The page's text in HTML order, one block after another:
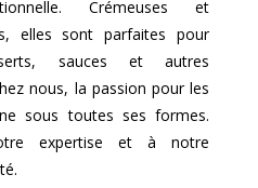
Crémeuses et
elles sont parfaites pour
sauces et autres
nous, la passion pour les
sous toutes ses formes.
expertise et à notre